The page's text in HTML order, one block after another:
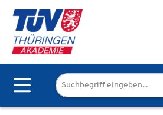
Zum Hauptinhalt springen